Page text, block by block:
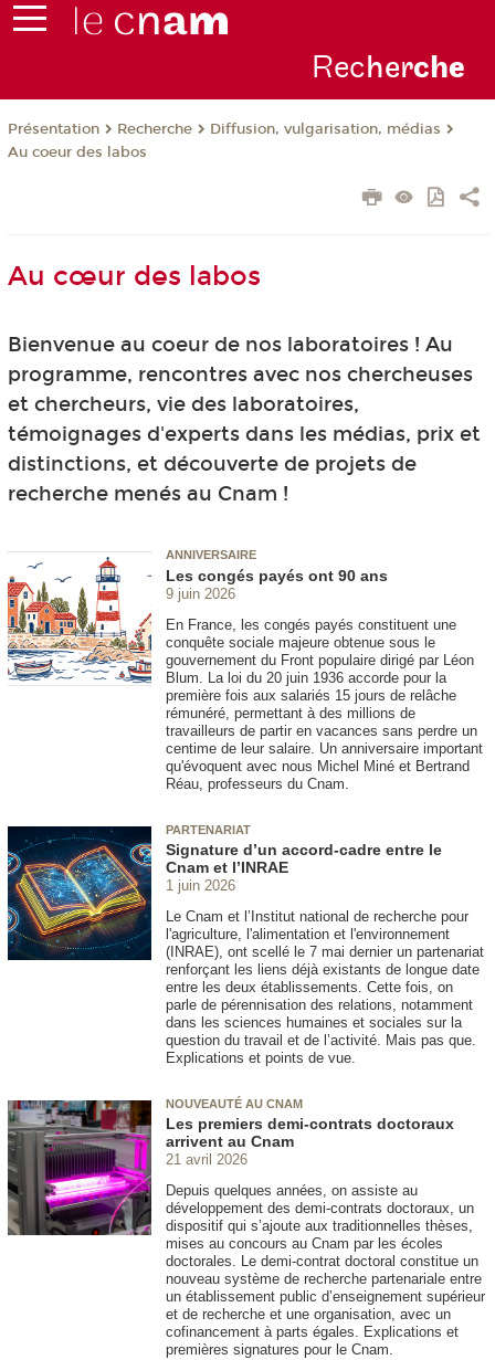
Recherche
Présentation Recherche
Diffusion, vulgarisation, médias
Au coeur des labos
Au cœur des labos
Bienvenue au coeur de nos laboratoires ! Au
programme, rencontres avec nos chercheuses
et chercheurs, vie des laboratoires,
témoignages d'experts dans les médias, prix et
distinctions, et découverte de projets de
recherche menés au Cnam !
ANNIVERSAIRE
Les congés payés ont 90 ans
9 juin 2026
En France, les congés payés constituent une
conquête sociale majeure obtenue sous le
gouvernement du Front populaire dirigé par Léon
Blum. La loi du 20 juin 1936 accorde pour la
première fois aux salariés 15 jours de relâche
rémunéré, permettant à des millions de
travailleurs de partir en vacances sans perdre un
centime de leur salaire. Un anniversaire important
qu'évoquent avec nous Michel Miné et Bertrand
Réau, professeurs du Cnam.
PARTENARIAT
Signature d’un accord-cadre entre le
Cnam et l’INRAE
1 juin 2026
Le Cnam et l’Institut national de recherche pour
l'agriculture, l'alimentation et l'environnement
(INRAE), ont scellé le 7 mai dernier un partenariat
renforçant les liens déjà existants de longue date
entre les deux établissements. Cette fois, on
parle de pérennisation des relations, notamment
dans les sciences humaines et sociales sur la
question du travail et de l’activité. Mais pas que.
Explications et points de vue.
NOUVEAUTÉ AU CNAM
Les premiers demi-contrats doctoraux
arrivent au Cnam
21 avril 2026
Depuis quelques années, on assiste au
développement des demi-contrats doctoraux, un
dispositif qui s’ajoute aux traditionnelles thèses,
mises au concours au Cnam par les écoles
doctorales. Le demi-contrat doctoral constitue un
nouveau système de recherche partenariale entre
un établissement public d’enseignement supérieur
et de recherche et une organisation, avec un
cofinancement à parts égales. Explications et
premières signatures pour le Cnam.